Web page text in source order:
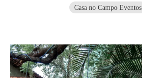
Casa no Campo Eventos